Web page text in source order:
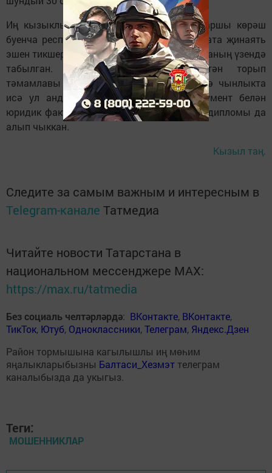
Иң кызыклысы шунда: Ришвәтчелеккә каршы көрәш
буенча республика үзәге җитәкчесенә карата җинаять
эшен тикшерү барышында ялган документ аның үзендә
табылган. Аның университетны читтән торып
тәмамлавы турында документы булган, ә чынлыкта
исә ул анда укымаган. Шул ялган документ белән
юридик факультетка укырга кереп, юрист дипломы да
алып чыккан.
Кызыл таң.
Следите за самым важным и интересным в
Telegram-канале Татмедиа
Читайте новости Татарстана в
национальном мессенджере MАХ:
https://max.ru/tatmedia
Без социаль челтәрләрдә: ВКонтакте, ВКонтакте,
ТикТок, Ютуб, Одноклассники,Телеграм, Яндекс.Дзен
Район тормышына кагылышлы иң мөһим
яңалыкларыбызны Балтаси_Хезмэт телеграм
каналыбызда да укыгыз.
Теги:
МОШЕННИКЛАР